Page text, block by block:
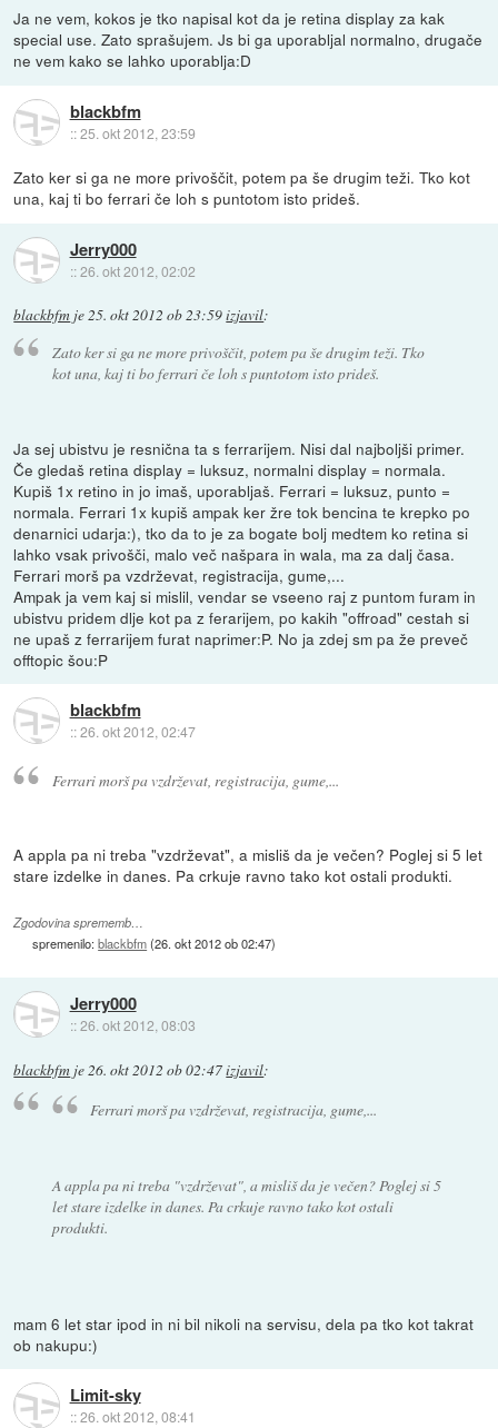
Ja ne vem, kokos je tko napisal kot da je retina display za kak
special use. Zato sprašujem. Js bi ga uporabljal normalno, drugače
ne vem kako se lahko uporablja:D
blackbfm
::25. okt 2012, 23:59
Zato ker si ga ne more privoščit, potem pa še drugim teži. Tko kot
una, kaj ti bo ferrari če loh s puntotom isto prideš.
Jerry000
::26. okt 2012, 02:02
blackbfm je25. okt 2012 ob 23:59izjavil:
Zato ker si ga ne more privoščit, potem pa še drugim teži. Tko
kot una, kaj ti bo ferrari če loh s puntotom isto prideš.
Ja sej ubistvu je resnična ta s ferrarijem. Nisi dal najboljši primer.
Če gledaš retina display = luksuz, normalni display = normala.
Kupiš 1x retino in jo imaš, uporabljaš. Ferrari = luksuz, punto =
normala. Ferrari 1x kupiš ampak ker žre tok bencina te krepko po
denarnici udarja:), tko da to je za bogate bolj medtem ko retina si
lahko vsak privošči, malo več našpara in wala, ma za dalj časa.
Ferrari morš pa vzdrževat, registracija, gume,...
Ampak ja vem kaj si mislil, vendar se vseeno raj z puntom furam in
ubistvu pridem dlje kot pa z ferarijem, po kakih "offroad" cestah si
ne upaš z ferrarijem furat naprimer:P. No ja zdej sm pa že preveč
offtopic šou:P
blackbfm
::26. okt 2012, 02:47
Ferrari morš pa vzdrževat, registracija, gume,...
A appla pa ni treba "vzdrževat", a misliš da je večen? Poglej si 5 let
stare izdelke in danes. Pa crkuje ravno tako kot ostali produkti.
Zgodovina sprememb…
spremenilo:blackbfm(26. okt 2012 ob 02:47)
Jerry000
::26. okt 2012, 08:03
blackbfm je 26. okt 2012 ob 02:47izjavil:
Ferrari morš pa vzdrževat, registracija, gume,...
A appla pa ni treba "vzdrževat", a misliš da je večen? Poglej si 5
let stare izdelke in danes. Pa crkuje ravno tako kot ostali
produkti.
mam 6 let star ipod in ni bil nikoli na servisu, dela pa tko kot takrat
ob nakupu:)
Limit-sky
::26. okt 2012, 08:41